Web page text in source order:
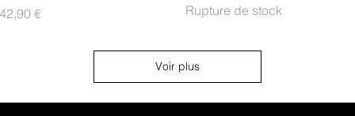
€
Rupture de stock
Voir plus